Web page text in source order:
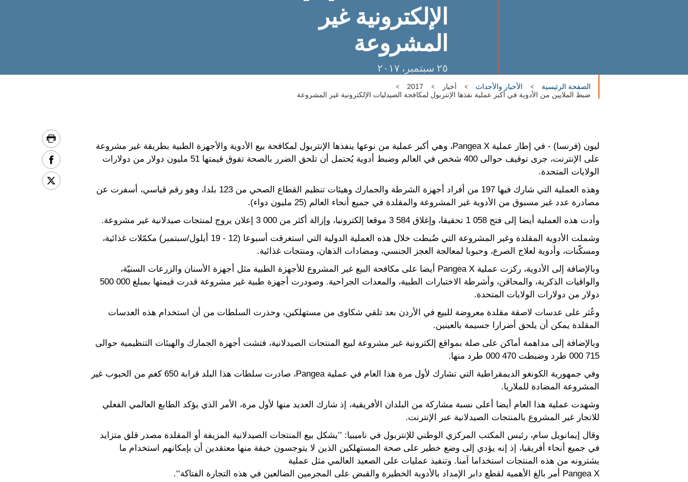
الإلكترونية غير
المشروعة
٢٥ سبتمبر، ٢٠١٧
الصفحة الرئيسية الأخبار والأحداث أخبار
2017
ضبط الملايين من الأدوية في أكبر عملية نفذها الإنتربول لمكافحة الصيدليات الإلكترونية غير المشروعة
ليون (فرنسا) - في إطار عملية Pangea X، وهي أكبر عملية من نوعها ينفذها الإنتربول لمكافحة بيع الأدوية والأجهزة الطبية بطريقة غير مشروعة
على الإنترنت، جرى توقيف حوالى 400 شخص في العالم وضبط أدوية يُحتمل أن تلحق الضرر بالصحة تفوق قيمتها 51 مليون دولار من دولارات
الولايات المتحدة.
وهذه العملية التي شارك فيها 197 من أفراد أجهزة الشرطة والجمارك وهيئات تنظيم القطاع الصحي من 123 بلدا، وهو رقم قياسي، أسفرت عن
مصادرة عدد غير مسبوق من الأدوية غير المشروعة والمقلدة في جميع أنحاء العالم (25 مليون دواء).
وأدت هذه العملية أيضا إلى فتح 1 058 تحقيقا، وإغلاق 3 584 موقعا إلكترونيا، وإزالة أكثر من 3 000 إعلان يروج لمنتجات صيدلانية غير مشروعة.
وشملت الأدوية المقلدة وغير المشروعة التي ضُبطت خلال هذه العملية الدولية التي استغرقت أسبوعا (12 - 19 أيلول/سبتمبر) مكمّلات غذائية،
ومسكّنات، وأدوية لعلاج الصرع، وحبوبا لمعالجة العجز الجنسي، ومضادات الذهان، ومنتجات غذائية.
وبالإضافة إلى الأدوية، ركزت عملية Pangea X أيضا على مكافحة البيع غير المشروع للأجهزة الطبية مثل أجهزة الأسنان والزرعات السنيّة،
والواقيات الذكرية، والمحاقن، وأشرطة الاختبارات الطبية، والمعدات الجراحية. وصودرت أجهزة طبية غير مشروعة قدرت قيمتها بمبلغ 500 000
دولار من دولارات الولايات المتحدة.
وعُثر على عدسات لاصقة مقلدة معروضة للبيع في الأردن بعد تلقي شكاوى من مستهلكين، وحذرت السلطات من أن استخدام هذه العدسات
المقلدة يمكن أن يلحق أضرارا جسيمة بالعينين.
وبالإضافة إلى مداهمة أماكن على صلة بمواقع إلكترونية غير مشروعة لبيع المنتجات الصيدلانية، فتشت أجهزة الجمارك والهيئات التنظيمية حوالى
715 000 طرد وضبطت 470 000 طرد منها.
وفي جمهورية الكونغو الديمقراطية التي تشارك لأول مرة هذا العام في عملية Pangea، صادرت سلطات هذا البلد قرابة 650 كغم من الحبوب غير
المشروعة المضادة للملاريا.
وشهدت عملية هذا العام أيضا أعلى نسبة مشاركة من البلدان الأفريقية، إذ شارك العديد منها لأول مرة، الأمر الذي يؤكد الطابع العالمي الفعلي
للاتجار غير المشروع بالمنتجات الصيدلانية عبر الإنترنت.
وقال إيمانويل سام، رئيس المكتب المركزي الوطني للإنتربول في ناميبيا: ’’يشكل بيع المنتجات الصيدلانية المزيفة أو المقلدة مصدر قلق متزايد
في جميع أنحاء أفريقيا، إذ إنه يؤدي إلى وضع خطير على صحة المستهلكين الذين لا يتوجسون خيفة منها معتقدين أن بإمكانهم استخدام ما
يشترونه من هذه المنتجات استخداما آمنا. وتنفيذ عمليات على الصعيد العالمي مثل عملية
Pangea X أمر بالغ الأهمية لقطع دابر الإمداد بالأدوية الخطيرة والقبض على المجرمين الضالعين في هذه التجارة الفتاكة‘‘.